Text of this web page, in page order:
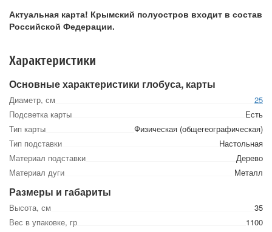
Актуальная карта! Крымский полуостров входит в состав
Российской Федерации.
Характеристики
Основные характеристики глобуса, карты
Диаметр, см
25
Подсветка карты
Есть
Тип карты
Физическая (общегеографическая)
Тип подставки
Настольная
Материал подставки
Дерево
Материал дуги
Металл
Размеры и габариты
Высота, см
35
Вес в упаковке, гр
1100